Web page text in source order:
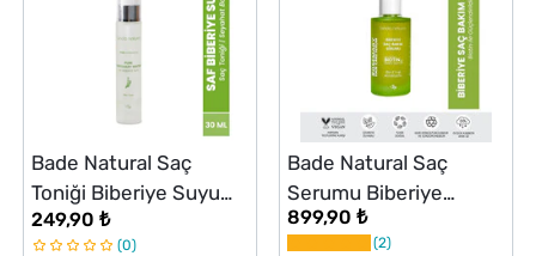
Bade Natural Saç
Toniği Biberiye Suyu
30 ml
249,90 ₺
0
Bade Natural Saç
Serumu Biberiye
Dökülme Karşıtı 50 ml
899,90 ₺
2